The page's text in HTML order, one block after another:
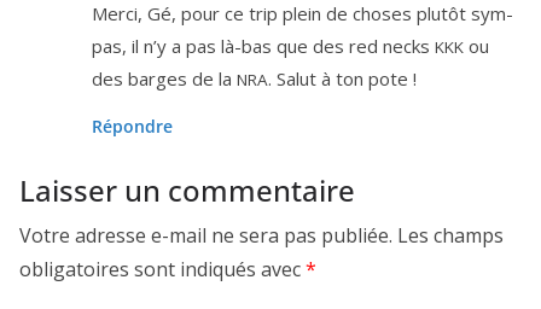
Merci, Gé, pour ce trip plein de choses plu­tôt sym­
pas, il n’y a pas là-bas que des red necks KKK ou
des barges de la NRA. Salut à ton pote !
Répondre
Laisser un commentaire
Votre adresse e-mail ne sera pas publiée. Les champs
obligatoires sont indiqués avec*